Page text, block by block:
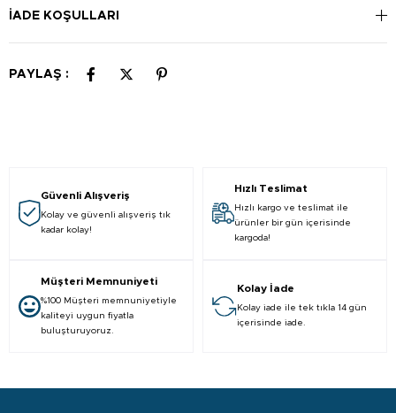
İADE KOŞULLARI
PAYLAŞ :
Güvenli Alışveriş
Kolay ve güvenli alışveriş tık
kadar kolay!
Hızlı Teslimat
Hızlı kargo ve teslimat ile
ürünler bir gün içerisinde
kargoda!
Müşteri Memnuniyeti
%100 Müşteri memnuniyetiyle
kaliteyi uygun fiyatla
buluşturuyoruz.
Kolay İade
Kolay iade ile tek tıkla 14 gün
içerisinde iade.